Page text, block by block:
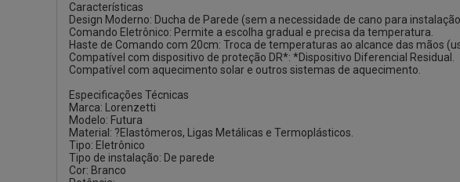
Características
Design Moderno: Ducha de Parede (sem a necessidade de cano para
Comando Eletrônico: Permite a escolha gradual e precisa da temperatura.
Haste de Comando com 20cm: Troca de temperaturas ao alcance das mãos
Compatível com dispositivo de proteção DR*: *Dispositivo Diferencial Residual.
Compatível com aquecimento solar e outros sistemas de aquecimento.
Especificações Técnicas
Marca: Lorenzetti
Modelo: Futura
Material: ?Elastômeros, Ligas Metálicas e Termoplásticos.
Tipo: Eletrônico
Tipo de instalação: De parede
Cor: Branco